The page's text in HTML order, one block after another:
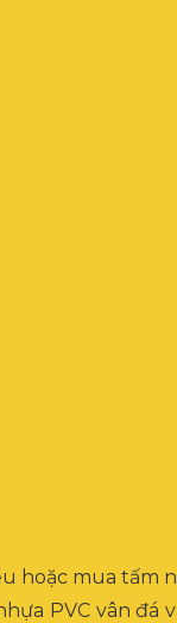
hoặc mua tấm
PVC vân đá